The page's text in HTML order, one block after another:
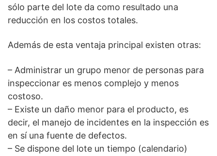
sólo parte del lote da como resultado una
reducción en los costos totales.
Además de esta ventaja principal existen otras:
– Administrar un grupo menor de personas para
inspeccionar es menos complejo y menos
costoso.
– Existe un daño menor para el producto, es
decir, el manejo de incidentes en la inspección es
en sí una fuente de defectos.
– Se dispone del lote un tiempo (calendario)